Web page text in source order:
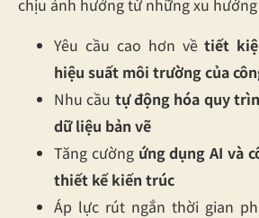
chịu ảnh hưởng từ những xu
Yêu cầu cao hơn vềtiết
hiệu suất môi trường của
Nhu cầu tự động hóa quy
dữ liệu bản vẽ
Tăng cường ứng dụng AI và
thiết kế kiến trúc
Áp lực rút ngắn thời gian